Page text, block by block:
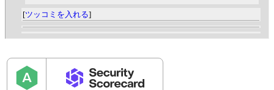
[ツッコミを入れる]